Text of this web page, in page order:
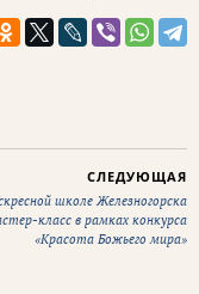
СЛЕДУЮЩАЯ
школе Железногорска
класс в рамках конкурса
«Красота Божьего мира»